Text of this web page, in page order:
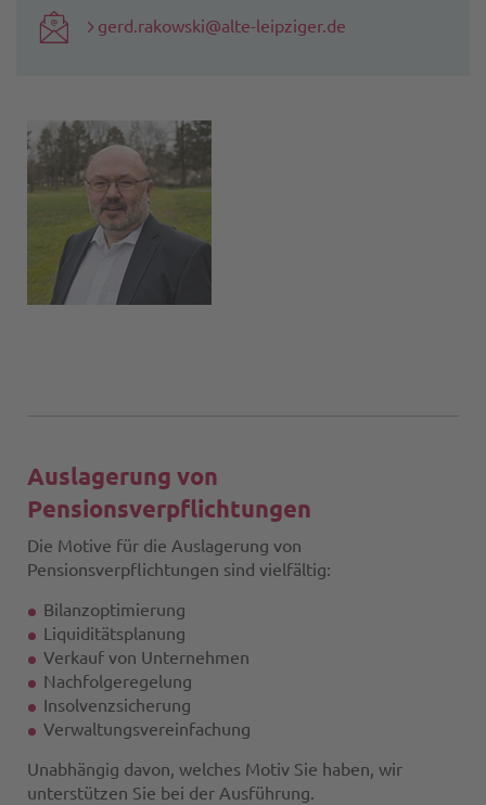
gerd.rakowski@alte-leipziger.de
Auslagerung von
Pensionsverpflichtungen
Die Motive für die Auslagerung von
Pensionsverpflichtungen sind vielfältig:
Bilanzoptimierung
Liquiditätsplanung
Verkauf von Unternehmen
Nachfolgeregelung
Insolvenzsicherung
Verwaltungsvereinfachung
Unabhängig davon, welches Motiv Sie haben, wir
unterstützen Sie bei der Ausführung.